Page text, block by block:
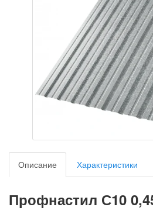
Описание Характеристики
Профнастил С10